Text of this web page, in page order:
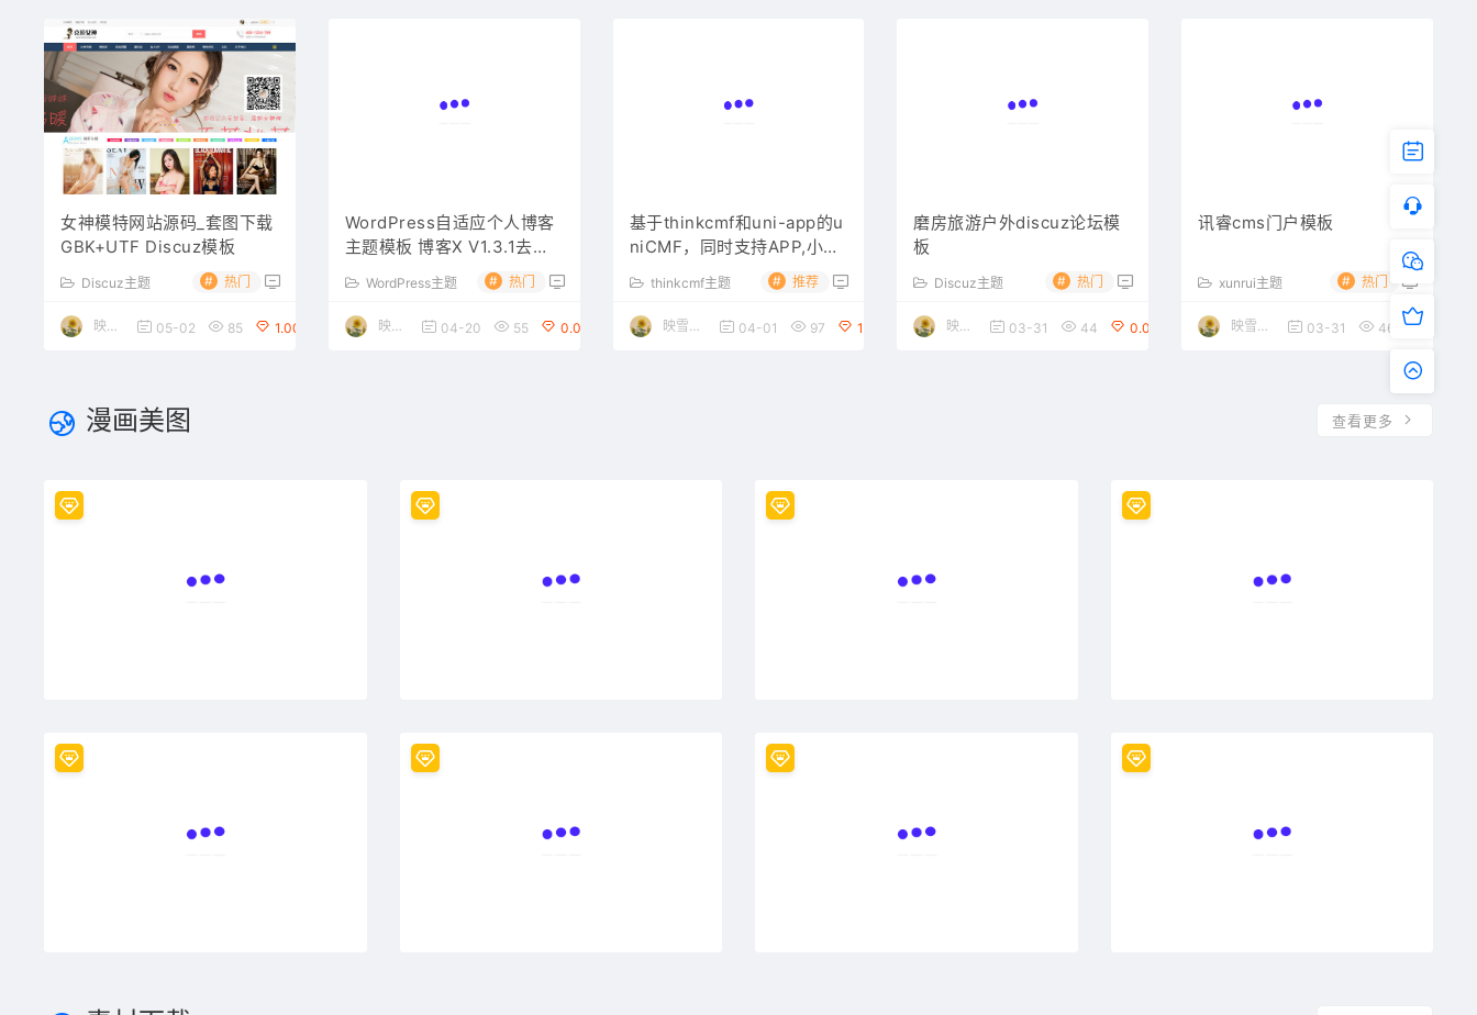
女神模特网站源码_套图下载
GBK+UTF Discuz模板
Discuz主题 # 热门
05-02 85 1.00
WordPress自适应个人博客
主题模板 博客X V1.3.1去授
WordPress主题 # 热门
映雪博客 04-20 55 0.00
基于thinkcmf和uni-app的u
niCMF，同时支持APP,小程
序（微信，支付宝，百度等
小程序）
thinkcmf主题 # 推荐
04-01 97 100.00
磨房旅游户外discuz论坛模
板
Discuz主题 # 热门
03-31 44 0.00
讯睿cms门户模板
xunrui主题 # 热门
03-31 463
漫画美图 查看更多